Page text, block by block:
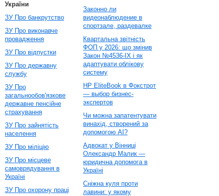
України
ЗУ Про банкрутство
ЗУ Про виконавче
провадження
ЗУ Про відпустки
ЗУ Про державну
службу
ЗУ Про
загальнообов'язкове
державне пенсійне
страхування
ЗУ Про зайнятість
населення
ЗУ Про міліцію
ЗУ Про місцеве
самоврядування в
Україні
ЗУ Про охорону праці
Законно ли
видеонаблюдение в
спортзале, раздевалке
Квартальна звітність
ФОП у 2026: що змінив
Закон №4536-IX і як
адаптувати облікову
систему
HP EliteBook в Фокстрот
— выбор бизнес-
экспертов
Чи можна запатентувати
винахід, створений за
допомогою AI?
Адвокат у Вінниці
Олександр Малик —
юридична допомога в
Україні
Сніжна куля проти
лавини: у якому